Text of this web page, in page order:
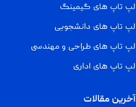
لپ تاپ های گیمینگ
لپ تاپ های دانشجویی
لپ تاپ های طراحی و مهندسی
لپ تاپ های اداری
آخرین مقالات